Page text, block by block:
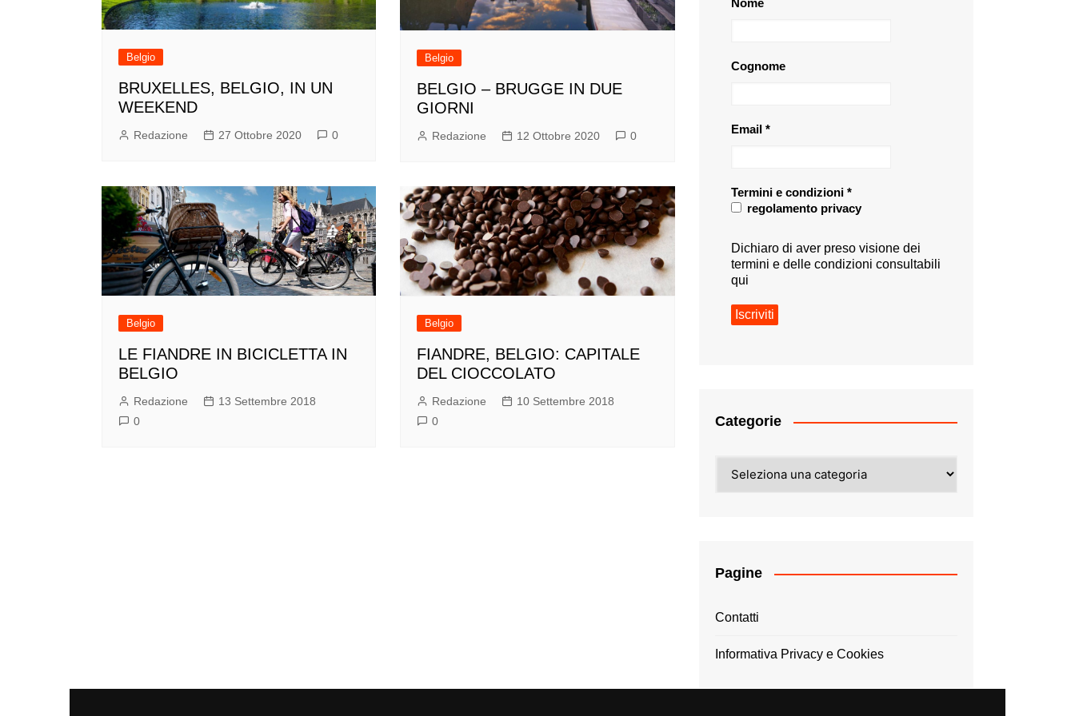
Belgio
BRUXELLES, BELGIO, IN UN
WEEKEND
Redazione 27 Ottobre 2020 0
Belgio
BELGIO – BRUGGE IN DUE
GIORNI
Redazione 12 Ottobre 2020 0
Belgio
LE FIANDRE IN BICICLETTA IN
BELGIO
Redazione
13 Settembre 2018
0
Belgio
FIANDRE, BELGIO: CAPITALE
DEL CIOCCOLATO
Redazione
10 Settembre 2018
0
Nome
Cognome
Email *
Termini e condizioni *
regolamento privacy
Dichiaro di aver preso visione dei
termini e delle condizioni consultabili
qui
Categorie
Pagine
Contatti
Informativa Privacy e Cookies